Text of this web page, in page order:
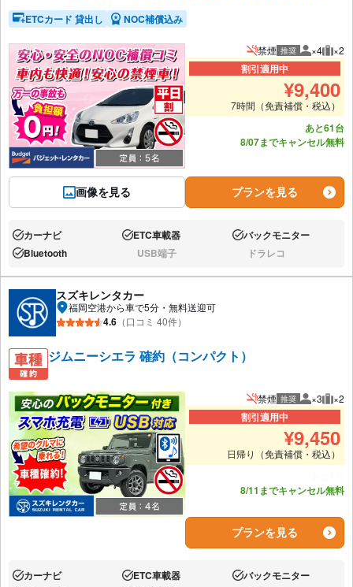
ETCカード 貸出し NOC補償込み
画像を見る
禁煙 推奨 推奨人数
×4 推
×2
割引適用中
¥9,400
7時間（免責補償・税込）
あと61台
8/07までキャンセル無料
プランを見る
あり:カーナビ あり:ETC車載器 あり:バックモニター
あり:Bluetooth なし:USB端子 なし:ドラレコ
スズキレンタカー
福岡空港から車で5分・無料送迎可
4.6 （口コミ 40件）
ジムニーシエラ 確約（コンパクト）
禁煙 推奨 推奨人数
×3 推
×2
割引適用中
¥9,450
日帰り（免責補償・税込）
8/11までキャンセル無料
プランを見る
あり:カーナビ あり:ETC車載器 あり:バックモニター